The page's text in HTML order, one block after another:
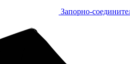
Запорно-